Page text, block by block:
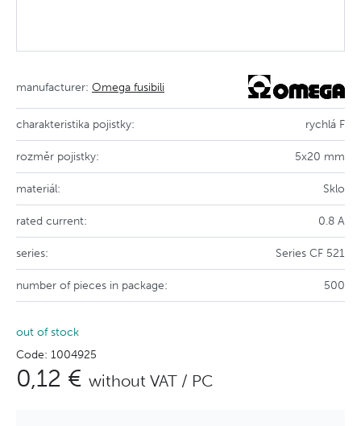
manufacturer: Omega fusibili
charakteristika pojistky: rychlá F
rozměr pojistky: 5x20 mm
materiál: Sklo
rated current: 0.8 A
series: Series CF 521
number of pieces in package: 500
out of stock
Code: 1004925
0,12 € without VAT / PC